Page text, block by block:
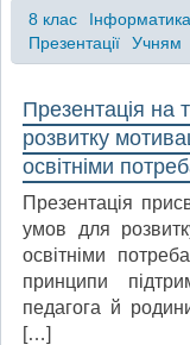
8 клас Інформатика
Презентації
Учням
Презентація на
розвитку
освітніми
Презентація
умов для
освітніми
принципи
педагога й
[…]